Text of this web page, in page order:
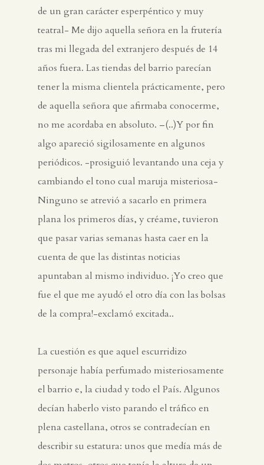
de un gran carácter esperpéntico y muy
teatral- Me dijo aquella señora en la frutería
tras mi llegada del extranjero después de 14
años fuera. Las tiendas del barrio parecían
tener la misma clientela prácticamente, pero
de aquella señora que afirmaba conocerme,
no me acordaba en absoluto. –(..)Y por fin
algo apareció sigilosamente en algunos
periódicos. -prosiguió levantando una ceja y
cambiando el tono cual maruja misteriosa-
Ninguno se atrevió a sacarlo en primera
plana los primeros días, y créame, tuvieron
que pasar varias semanas hasta caer en la
cuenta de que las distintas noticias
apuntaban al mismo individuo. ¡Yo creo que
fue el que me ayudó el otro día con las bolsas
de la compra!-exclamó excitada..
La cuestión es que aquel escurridizo
personaje había perfumado misteriosamente
el barrio e, la ciudad y todo el País. Algunos
decían haberlo visto parando el tráfico en
plena castellana, otros se contradecían en
describir su estatura: unos que medía más de